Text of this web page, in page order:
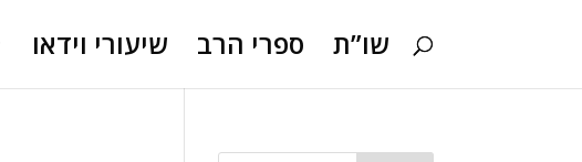
שיעורי וידאו ספרי הרב שו”ת